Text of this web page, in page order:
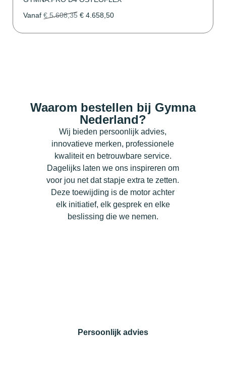
Vanaf € 5.608,35 € 4.658,50
Waarom bestellen bij Gymna
Nederland?
Wij bieden persoonlijk advies,
innovatieve merken, professionele
kwaliteit en betrouwbare service.
Dagelijks laten we ons inspireren om
voor jou net dat stapje extra te zetten.
Deze toewijding is de motor achter
elk initiatief, elk gesprek en elke
beslissing die we nemen.
Persoonlijk advies